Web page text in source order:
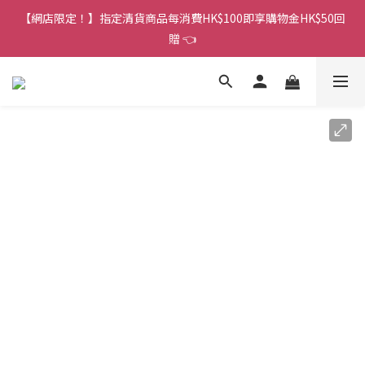
香港訂單金額滿HK$150包平郵｜滿HK$299包易寄取｜滿HK$499
包順豐／京東
【網店限定！】指定清貨商品每消費HK$100即享購物金HK$50回
贈 👈
香港訂單金額滿HK$150包平郵｜滿HK$299包易寄取｜滿HK$499